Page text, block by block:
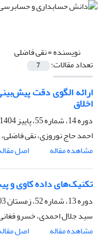
نویسنده =نقی فاضلی
تعداد مقالات: 7
ارائه الگوی دقت
اخلاق
دوره 14، شماره 55، پاییز 1404، صفحه
احمد حاج نوروزی، نقی
مشاهده مقاله
اصل
تکنیک‌های داده کاوی و
دوره 13، شماره 52، زمستان 1403، صفحه
سید جلال احمدی، خسرو
مشاهده مقاله
اصل